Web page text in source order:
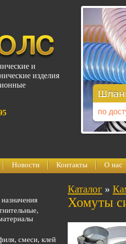
и
изделия
по
Новости Контакты О нас
смеси, клей
Каталог »
Хомуты